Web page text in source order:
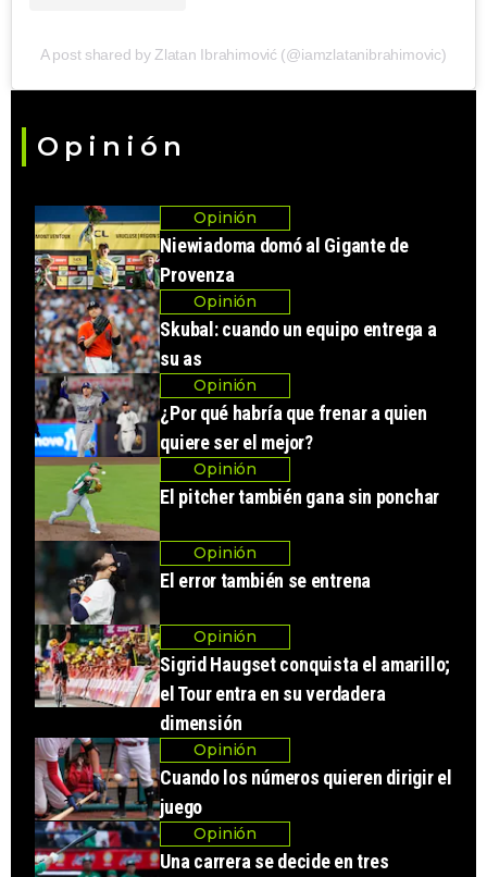
A post shared by Zlatan Ibrahimović (@iamzlatanibrahimovic)
Opinión
Opinión
Niewiadoma domó al Gigante de
Provenza
Opinión
Skubal: cuando un equipo entrega a
su as
Opinión
¿Por qué habría que frenar a quien
quiere ser el mejor?
Opinión
El pitcher también gana sin ponchar
Opinión
El error también se entrena
Opinión
Sigrid Haugset conquista el amarillo;
el Tour entra en su verdadera
dimensión
Opinión
Cuando los números quieren dirigir el
juego
Opinión
Una carrera se decide en tres